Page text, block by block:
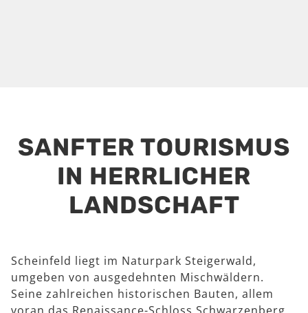
SANFTER TOURISMUS
IN HERRLICHER
LANDSCHAFT
Scheinfeld liegt im Naturpark Steigerwald,
umgeben von ausgedehnten Mischwäldern.
Seine zahlreichen historischen Bauten, allem